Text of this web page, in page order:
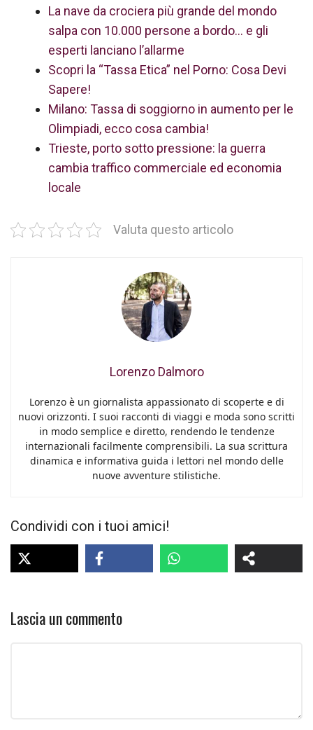
La nave da crociera più grande del mondo
salpa con 10.000 persone a bordo… e gli
esperti lanciano l’allarme
Scopri la “Tassa Etica” nel Porno: Cosa Devi
Sapere!
Milano: Tassa di soggiorno in aumento per le
Olimpiadi, ecco cosa cambia!
Trieste, porto sotto pressione: la guerra
cambia traffico commerciale ed economia
locale
Valuta questo articolo
Lorenzo Dalmoro
Lorenzo è un giornalista appassionato di scoperte e di
nuovi orizzonti. I suoi racconti di viaggi e moda sono scritti
in modo semplice e diretto, rendendo le tendenze
internazionali facilmente comprensibili. La sua scrittura
dinamica e informativa guida i lettori nel mondo delle
nuove avventure stilistiche.
Condividi con i tuoi amici!
Lascia un commento